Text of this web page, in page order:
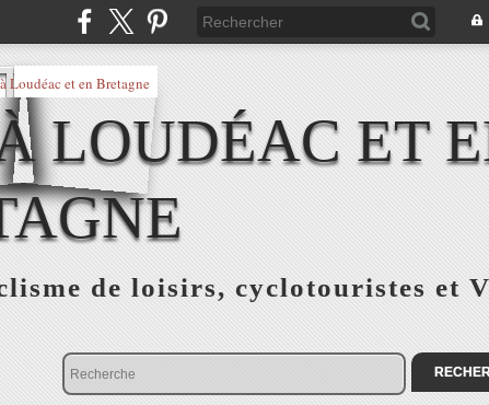
LOUDÉAC ET
de loisirs, cyclotouristes et